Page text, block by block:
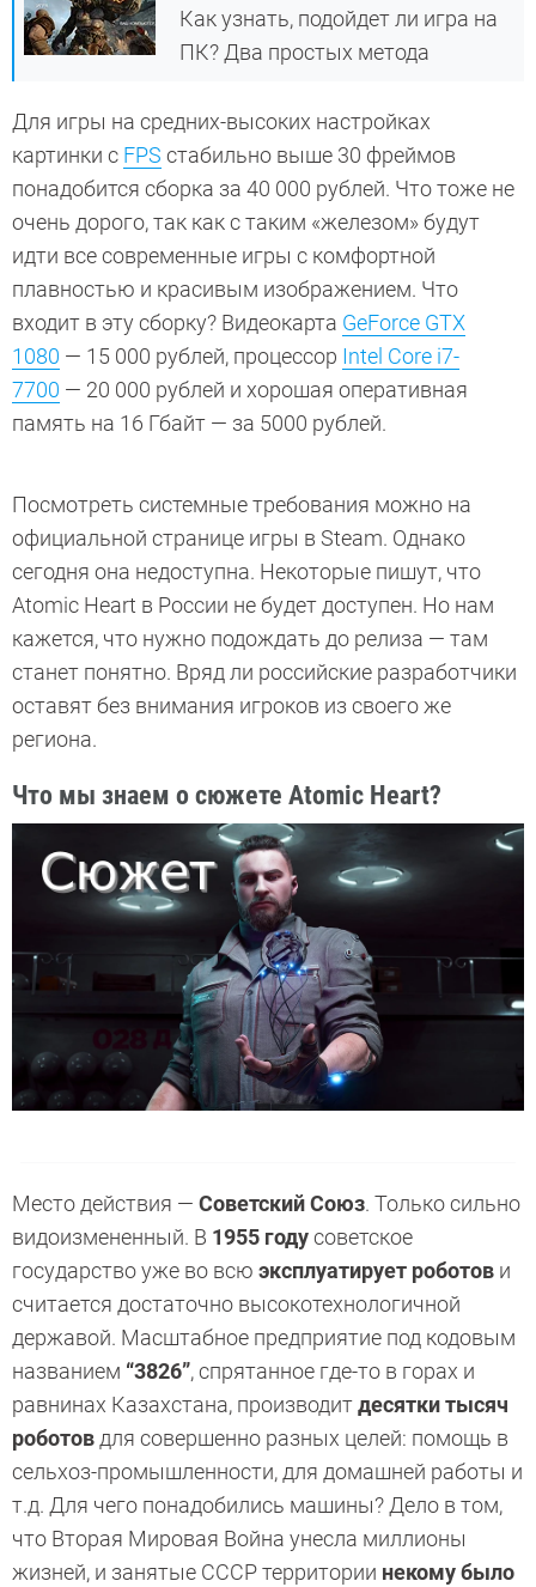
Как узнать, подойдет ли игра на
ПК? Два простых метода
Для игры на средних-высоких настройках
картинки с FPS стабильно выше 30 фреймов
понадобится сборка за 40 000 рублей. Что тоже не
очень дорого, так как с таким «железом» будут
идти все современные игры с комфортной
плавностью и красивым изображением. Что
входит в эту сборку? Видеокарта GeForce GTX
1080 — 15 000 рублей, процессор Intel Core i7-
7700 — 20 000 рублей и хорошая оперативная
память на 16 Гбайт — за 5000 рублей.
Посмотреть системные требования можно на
официальной странице игры в Steam. Однако
сегодня она недоступна. Некоторые пишут, что
Atomic Heart в России не будет доступен. Но нам
кажется, что нужно подождать до релиза — там
станет понятно. Вряд ли российские разработчики
оставят без внимания игроков из своего же
региона.
Что мы знаем о сюжете Atomic Heart?
Место действия — Советский Союз. Только сильно
видоизмененный. В 1955 годусоветское
государство уже во всю эксплуатирует роботов и
считается достаточно высокотехнологичной
державой. Масштабное предприятие под кодовым
названием “3826”, спрятанное где-то в горах и
равнинах Казахстана, производитдесятки тысяч
роботовдля совершенно разных целей: помощь в
сельхоз-промышленности, для домашней работы и
т.д. Для чего понадобились машины? Дело в том,
что Вторая Мировая Война унесла миллионы
жизней, и занятые СССР территории некому было